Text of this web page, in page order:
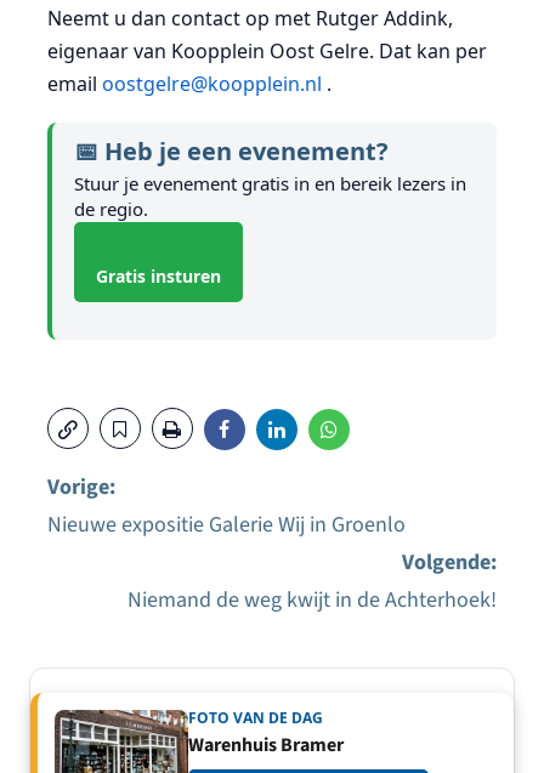
Neemt u dan contact op met Rutger Addink,
eigenaar van Koopplein Oost Gelre. Dat kan per
email oostgelre@koopplein.nl .
📅 Heb je een evenement?
Stuur je evenement gratis in en bereik lezers in
de regio.
Gratis insturen
Bericht
navigatie
Vorige:
Nieuwe expositie Galerie Wij in Groenlo
Volgende:
Niemand de weg kwijt in de Achterhoek!
FOTO VAN DE DAG
Warenhuis Bramer